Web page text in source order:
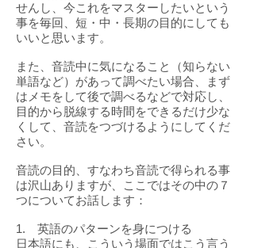
せんし、今これをマスターしたいという
事を毎回、短・中・長期の目的にしても
いいと思います。
また、音読中に気になること（知らない
単語など）があって調べたい場合、まず
はメモをして後で調べるなどで対応し、
目的から脱線する時間をできるだけ少な
くして、音読をつづけるようにしてくだ
さい。
音読の目的、すなわち音読で得られる事
は沢山ありますが、ここではその中の７
つについてお話します：
1. 英語のパターンを身につける
日本語にも、こういう場面ではこう言う